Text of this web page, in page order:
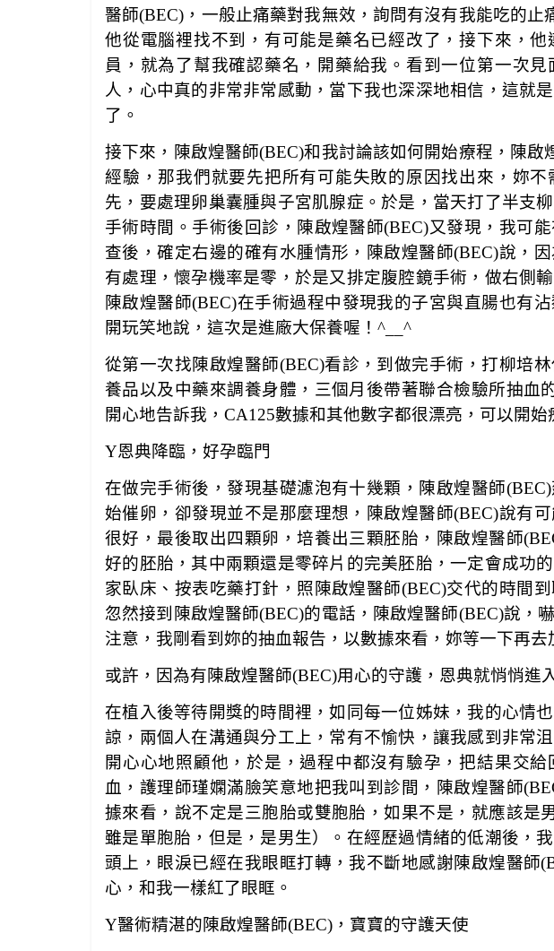
醫師(BEC)，一般止痛藥對我無效，詢問有沒有我能吃的止
他從電腦裡找不到，有可能是藥名已經改了，接下來，
員，就為了幫我確認藥名，開藥給我。看到一位第一次
人，心中真的非常非常感動，當下我也深深地相信，這就
了。
接下來，陳啟煌醫師(BEC)和我討論該如何開始療程，陳啟
經驗，那我們就要先把所有可能失敗的原因找出來，妳
先，要處理卵巢囊腫與子宮肌腺症。於是，當天打了半支
手術時間。手術後回診，陳啟煌醫師(BEC)又發現，我可
查後，確定右邊的確有水腫情形，陳啟煌醫師(BEC)說，
有處理，懷孕機率是零，於是又排定腹腔鏡手術，做右側
陳啟煌醫師(BEC)在手術過程中發現我的子宮與直腸也有
開玩笑地說，這次是進廠大保養喔！ ^__^
從第一次找陳啟煌醫師(BEC)看診，到做完手術，打柳培
養品以及中藥來調養身體，三個月後帶著聯合檢驗所抽血
開心地告訴我， CA125數據和其他數字都很漂亮，可以開始
Y恩典降臨，好孕臨門
在做完手術後，發現基礎濾泡有十幾顆，陳啟煌醫師
始催卵，卻發現並不是那麼理想，陳啟煌醫師(BEC)說有
很好，最後取出四顆卵，培養出三顆胚胎，陳啟煌醫師
好的胚胎，其中兩顆還是零碎片的完美胚胎，一定會成功
家臥床、按表吃藥打針，照陳啟煌醫師(BEC)交代的時間
忽然接到陳啟煌醫師(BEC)的電話，陳啟煌醫師(BEC)說，
注意，我剛看到妳的抽血報告，以數據來看，妳等一下再去
或許，因為有陳啟煌醫師(BEC)用心的守護，恩典就悄悄進
在植入後等待開獎的時間裡，如同每一位姊妹，我的心情
諒，兩個人在溝通與分工上，常有不愉快，讓我感到非常
開心心地照顧他，於是，過程中都沒有驗孕，把結果交
血，護理師瑾嫻滿臉笑意地把我叫到診間，陳啟煌醫師
據來看，說不定是三胞胎或雙胞胎，如果不是，就應該是
雖是單胞胎，但是，是男生）。在經歷過情緒的低潮後，
頭上，眼淚已經在我眼眶打轉，我不斷地感謝陳啟煌醫師
心，和我一樣紅了眼眶。
Y醫術精湛的陳啟煌醫師(BEC)，寶寶的守護天使